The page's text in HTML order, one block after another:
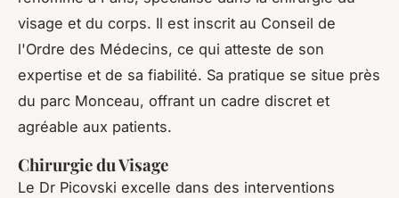
visage et du corps. Il est inscrit au Conseil de
l'Ordre des Médecins, ce qui atteste de son
expertise et de sa fiabilité. Sa pratique se situe près
du parc Monceau, offrant un cadre discret et
agréable aux patients.
Chirurgie du Visage
Le Dr Picovski excelle dans des interventions